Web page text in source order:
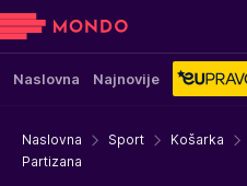
Naslovna Najnovije
Naslovna Sport Košarka
Partizana